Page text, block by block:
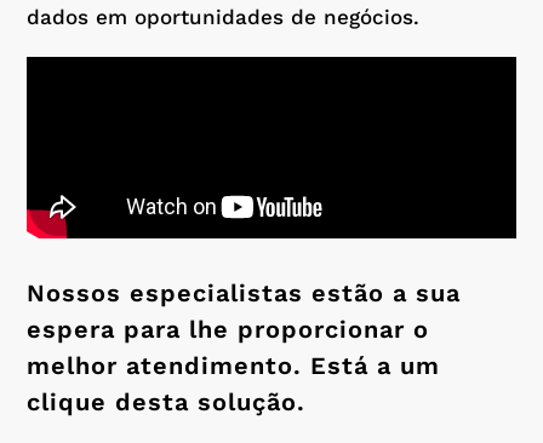
dados em oportunidades de negócios.
Nossos especialistas estão a sua
espera para lhe proporcionar o
melhor atendimento. Está a um
clique desta solução.